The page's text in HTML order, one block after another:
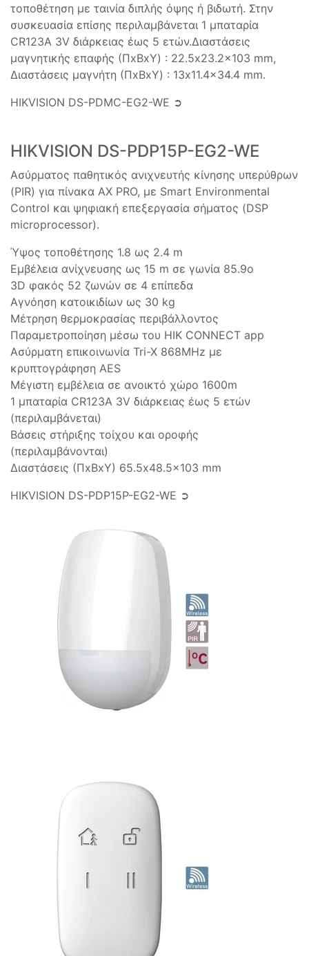
τοποθέτηση με ταινία διπλής όψης ή βιδωτή. Στην
συσκευασία επίσης περιλαμβάνεται 1 μπαταρία
CR123A 3V διάρκειας έως 5 ετών.Διαστάσεις
μαγνητικής επαφής (ΠxΒxY) : 22.5x23.2x103 mm,
Διαστάσεις μαγνήτη (ΠxΒxY) : 13x11.4x34.4 mm.
HIKVISION DS-PDMC-EG2-WE ➲
HIKVISION DS-PDP15P-EG2-WE
Ασύρματος παθητικός ανιχνευτής κίνησης υπερύθρων
(PIR) για πίνακα AX PRO, με Smart Environmental
Control και ψηφιακή επεξεργασία σήματος (DSP
microprocessor).
Ύψος τοποθέτησης 1.8 ως 2.4 m
Εμβέλεια ανίχνευσης ως 15 m σε γωνία 85.9ο
3D φακός 52 ζωνών σε 4 επίπεδα
Αγνόηση κατοικιδίων ως 30 kg
Μέτρηση θερμοκρασίας περιβάλλοντος
Παραμετροποίηση μέσω του HIK CONNECT app
Ασύρματη επικοινωνία Tri-X 868MHz με
κρυπτογράφηση AES
Μέγιστη εμβέλεια σε ανοικτό χώρο 1600m
1 μπαταρία CR123A 3V διάρκειας έως 5 ετών
(περιλαμβάνεται)
Βάσεις στήριξης τοίχου και οροφής
(περιλαμβάνονται)
Διαστάσεις (ΠxΒxY) 65.5x48.5x103 mm
HIKVISION DS-PDP15P-EG2-WE ➲